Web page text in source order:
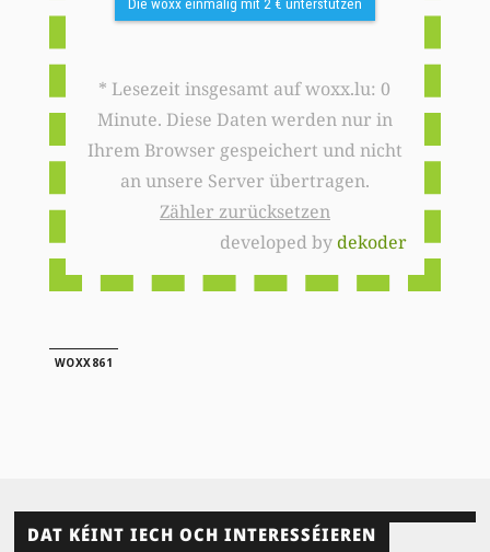
Die woxx einmalig mit 2 € unterstützen
* Lesezeit insgesamt auf woxx.lu: 0
Minute. Diese Daten werden nur in
Ihrem Browser gespeichert und nicht
an unsere Server übertragen.
Zähler zurücksetzen
developed bydekoder
WOXX861
DAT KÉINT IECH OCH INTERESSÉIEREN